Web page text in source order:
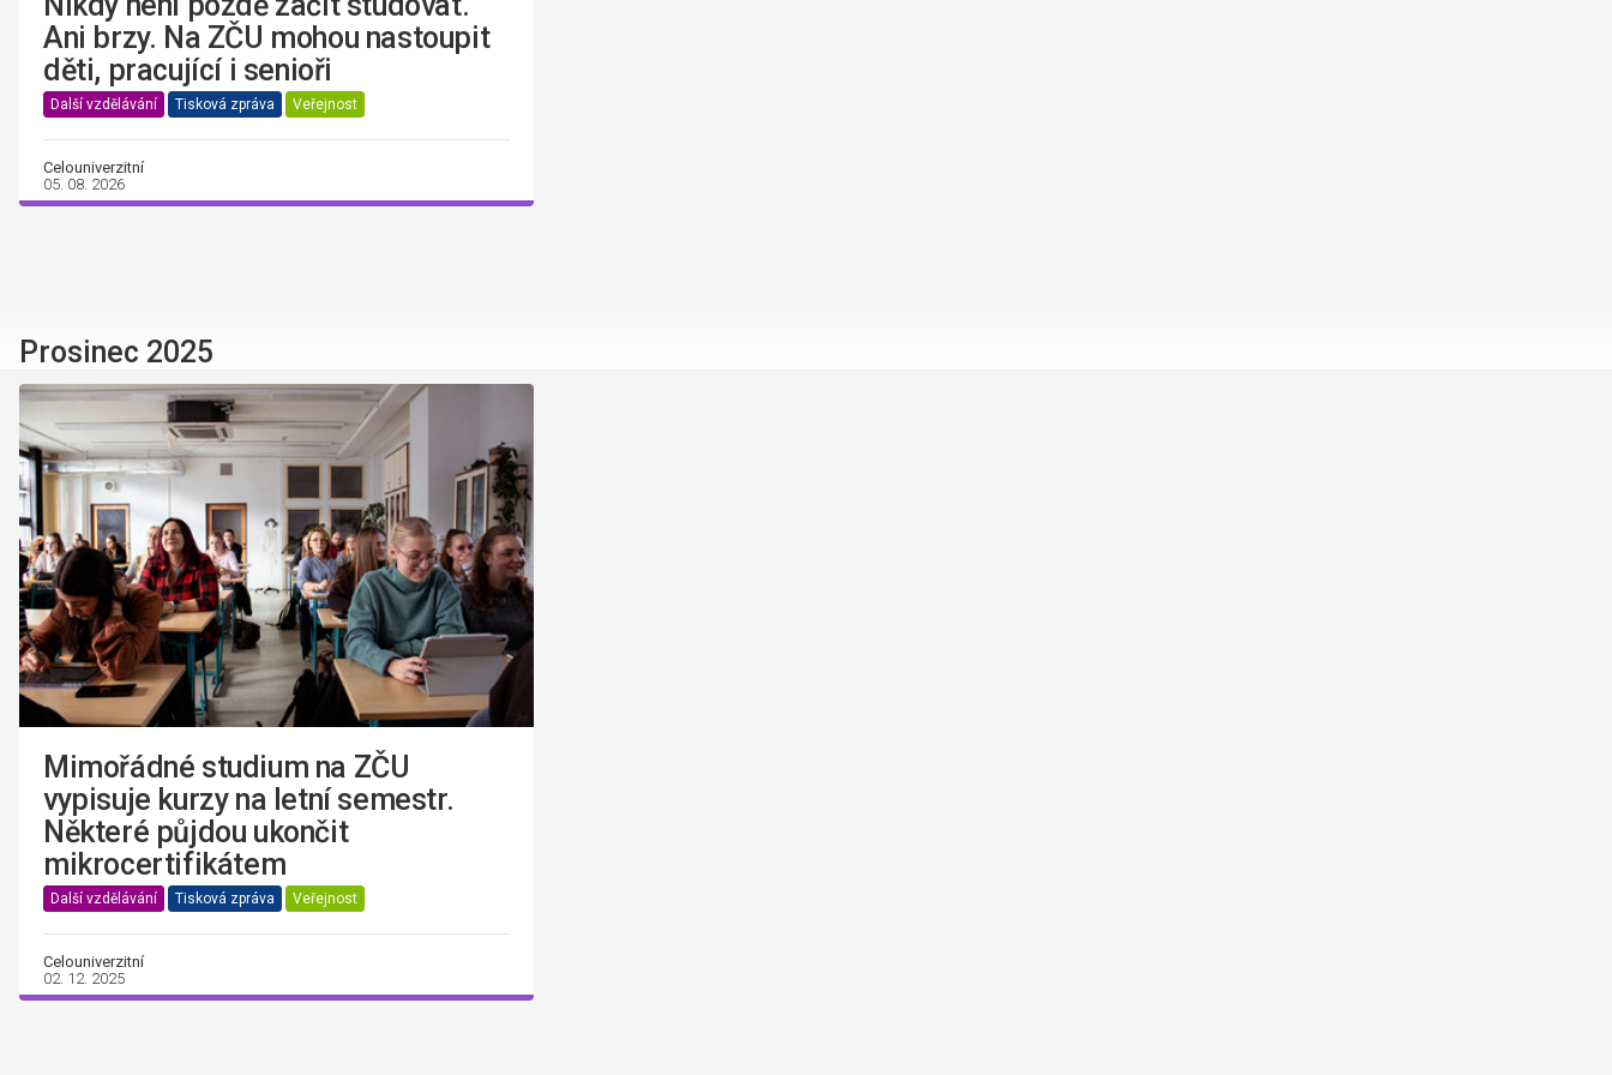
Ani brzy. Na ZČU mohou nastoupit
děti, pracující i senioři
Další vzdělávání Tisková zpráva Veřejnost
Celouniverzitní
05. 08. 2026
Prosinec 2025
Mimořádné studium na ZČU
vypisuje kurzy na letní semestr.
Některé půjdou ukončit
mikrocertifikátem
Další vzdělávání Tisková zpráva Veřejnost
Celouniverzitní
02. 12. 2025